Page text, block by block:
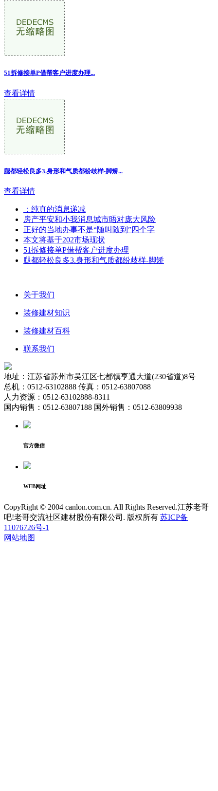
51拆修接单P借帮客户进度办理...
查看详情
腿都轻松良多3.身形和气质都纷歧样-脚矫...
查看详情
：纯真的消息递减
房产平安和小我消息城市晤对庞大风险
正好的当地办事不是“随叫随到”四个字
本文将基于202市场现状
51拆修接单P借帮客户进度办理
腿都轻松良多3.身形和气质都纷歧样-脚矫
关于我们
装修建材知识
装修建材百科
联系我们
地址：江苏省苏州市吴江区七都镇亨通大道(230省道)8号
总机：0512-63102888 传真：0512-63807088
人力资源：0512-63102888-8311
国内销售：0512-63807188 国外销售：0512-63809938
官方微信
WEB网址
CopyRight © 2004 canlon.com.cn. All Rights Reserved.江苏老哥
吧!老哥交流社区建材股份有限公司. 版权所有 苏ICP备
11076726号-1
网站地图